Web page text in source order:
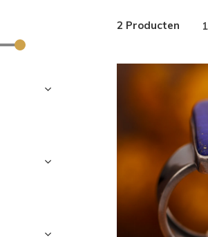
Enter
om
naar
het
2 Producten